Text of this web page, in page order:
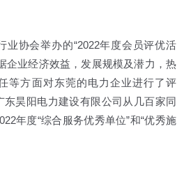
业协会举办的“2022年度会员评优活
企业经济效益，发展规模及潜力，热
等方面对东莞的电力企业进行了评
昊阳电力建设有限公司从几百家同
年度“综合服务优秀单位”和“优秀施